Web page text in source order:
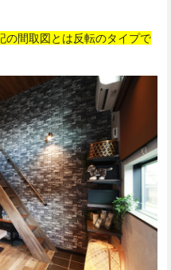
の間取図とは反転のタイプで